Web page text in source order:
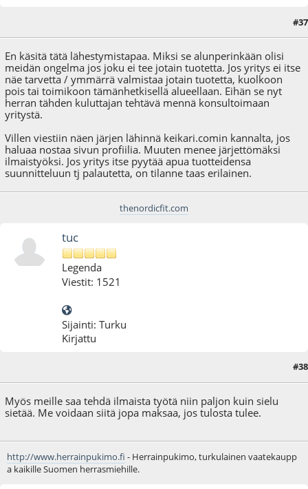
#37
En käsitä tätä lähestymistapaa. Miksi se alunperinkään olisi
meidän ongelma jos joku ei tee jotain tuotetta. Jos yritys ei itse
näe tarvetta / ymmärrä valmistaa jotain tuotetta, kuolkoon
pois tai toimikoon tämänhetkisellä alueellaan. Eihän se nyt
herran tähden kuluttajan tehtävä mennä konsultoimaan
yritystä.
Villen viestiin näen järjen lähinnä keikari.comin kannalta, jos
haluaa nostaa sivun profiilia. Muuten menee järjettömäksi
ilmaistyöksi. Jos yritys itse pyytää apua tuotteidensa
suunnitteluun tj palautetta, on tilanne taas erilainen.
thenordicfit.com
tuc
Legenda
Viestit: 1521
Sijainti: Turku
Kirjattu
#38
Myös meille saa tehdä ilmaista työtä niin paljon kuin sielu
sietää. Me voidaan siitä jopa maksaa, jos tulosta tulee.
http://www.herrainpukimo.fi - Herrainpukimo, turkulainen vaatekaupp
a kaikille Suomen herrasmiehille.